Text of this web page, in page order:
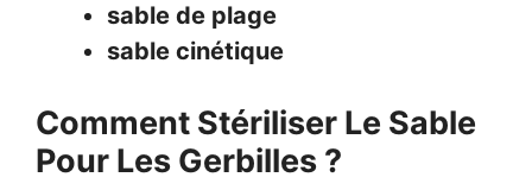
sable de plage
sable cinétique
Comment Stériliser Le Sable
Pour Les Gerbilles ?